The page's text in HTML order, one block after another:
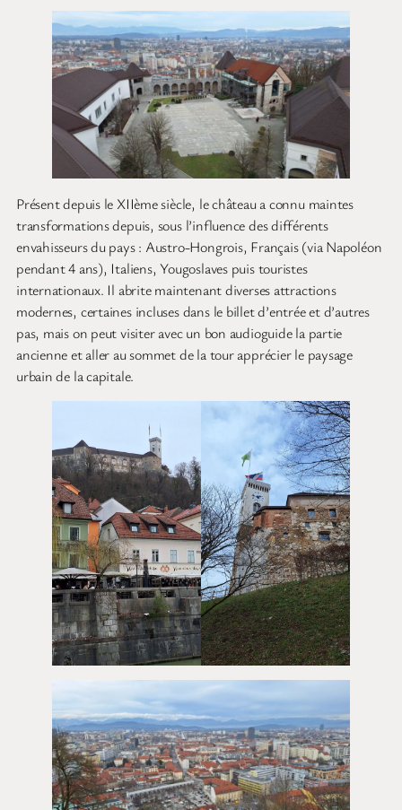
Présent depuis le XIIème siècle, le château a connu maintes
transformations depuis, sous l’influence des différents
envahisseurs du pays : Austro-Hongrois, Français (via Napoléon
pendant 4 ans), Italiens, Yougoslaves puis touristes
internationaux. Il abrite maintenant diverses attractions
modernes, certaines incluses dans le billet d’entrée et d’autres
pas, mais on peut visiter avec un bon audioguide la partie
ancienne et aller au sommet de la tour apprécier le paysage
urbain de la capitale.